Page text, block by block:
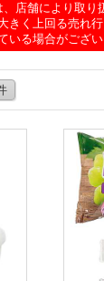
店舗により取り
きく上回る売れ
いる場合がござ